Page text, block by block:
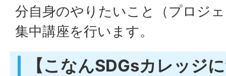
分⾃⾝のやりたいこと（プロジ
集中講座を⾏います。
【こなんSDGsカレッジ